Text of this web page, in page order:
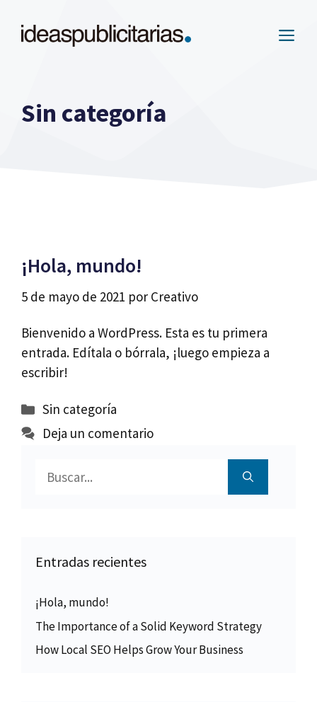
Sin categoría
¡Hola, mundo!
5 de mayo de 2021 por Creativo
Bienvenido a WordPress. Esta es tu primera
entrada. Edítala o bórrala, ¡luego empieza a
escribir!
Categorías
Sin categoría
Deja un comentario
Entradas recientes
¡Hola, mundo!
The Importance of a Solid Keyword Strategy
How Local SEO Helps Grow Your Business